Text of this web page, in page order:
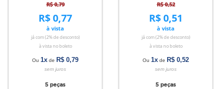
R$ 0,79
R$ 0,77
à vista
já com (2% de desconto)
à vista no boleto
Ou 1x de R$ 0,79
sem juros
5 peças
R$ 0,52
R$ 0,51
à vista
já com (2% de desconto)
à vista no boleto
Ou 1x de R$ 0,52
sem juros
5 peças